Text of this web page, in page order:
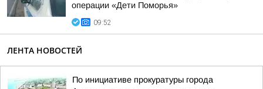
операции «Дети Поморья»
09:52
ЛЕНТА НОВОСТЕЙ
По инициативе прокуратуры города